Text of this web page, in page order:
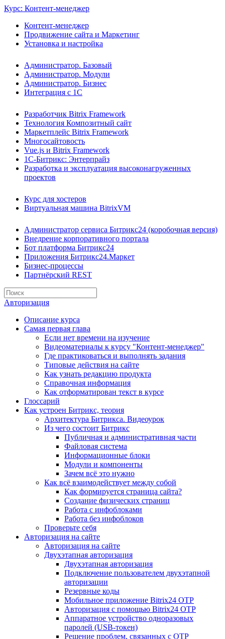
Курс: Контент-менеджер
Контент-менеджер
Продвижение сайта и Маркетинг
Установка и настройка
Администратор. Базовый
Администратор. Модули
Администратор. Бизнес
Интеграция с 1С
Разработчик Bitrix Framework
Технология Композитный сайт
Маркетплейс Bitrix Framework
Многосайтовость
Vue.js и Bitrix Framework
1С-Битрикс: Энтерпрайз
Разработка и эксплуатация высоконагруженных
проектов
Курс для хостеров
Виртуальная машина BitrixVM
Администратор сервиса Битрикс24 (коробочная версия)
Внедрение корпоративного портала
Бот платформа Битрикс24
Приложения Битрикс24.Маркет
Бизнес-процессы
Партнёрский REST
Авторизация
Описание курса
Самая первая глава
Если нет времени на изучение
Видеоматериалы к курсу "Контент-менеджер"
Где практиковаться и выполнять задания
Типовые действия на сайте
Как узнать редакцию продукта
Справочная информация
Как отформатирован текст в курсе
Глоссарий
Как устроен Битрикс, теория
Архитектура Битрикса. Видеоурок
Из чего состоит Битрикс
Публичная и административная части
Файловая система
Информационные блоки
Модули и компоненты
Зачем всё это нужно
Как всё взаимодействует между собой
Как формируется страница сайта?
Создание физических страниц
Работа с инфоблоками
Работа без инфоблоков
Проверьте себя
Авторизация на сайте
Авторизация на сайте
Двухэтапная авторизация
Двухэтапная авторизация
Подключение пользователем двухэтапной
авторизации
Резервные коды
Мобильное приложение Bitrix24 OTP
Авторизация с помощью Bitrix24 OTP
Аппаратное устройство одноразовых
паролей (USB-токен)
Решение проблем, связанных с OTP